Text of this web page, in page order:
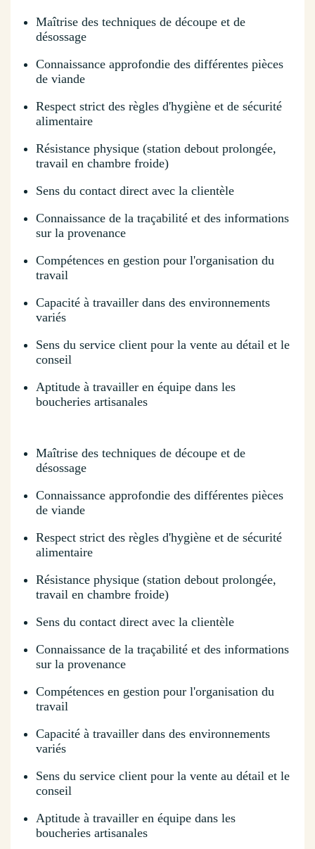
Maîtrise des techniques de découpe et de
désossage
Connaissance approfondie des différentes pièces
de viande
Respect strict des règles d'hygiène et de sécurité
alimentaire
Résistance physique (station debout prolongée,
travail en chambre froide)
Sens du contact direct avec la clientèle
Connaissance de la traçabilité et des informations
sur la provenance
Compétences en gestion pour l'organisation du
travail
Capacité à travailler dans des environnements
variés
Sens du service client pour la vente au détail et le
conseil
Aptitude à travailler en équipe dans les
boucheries artisanales
Maîtrise des techniques de découpe et de
désossage
Connaissance approfondie des différentes pièces
de viande
Respect strict des règles d'hygiène et de sécurité
alimentaire
Résistance physique (station debout prolongée,
travail en chambre froide)
Sens du contact direct avec la clientèle
Connaissance de la traçabilité et des informations
sur la provenance
Compétences en gestion pour l'organisation du
travail
Capacité à travailler dans des environnements
variés
Sens du service client pour la vente au détail et le
conseil
Aptitude à travailler en équipe dans les
boucheries artisanales